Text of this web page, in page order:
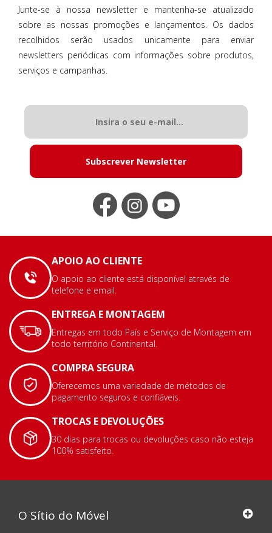
Junte-se à nossa newsletter e mantenha-se atualizado
sobre as nossas promoções e lançamentos. Os dados
recolhidos serão usados unicamente para enviar
newsletters periódicas com informações sobre produtos,
serviços e campanhas.
Subscrever Newsletter
APOIO AO CLIENTE
O apoio ao cliente está disponível através de
telefone e email.
ENTREGA E MONTAGEM
Entregas em todo País e Serviço de Montagem em
todo território Continental.
COMPRA SEGURA
Oferecemos uma variedade de métodos de
pagamento seguros e confiáveis.
TROCAS E DEVOLUÇÕES
30 dias para trocas ou devoluções caso não esteja
100% satisfeito.
O Sítio do Móvel